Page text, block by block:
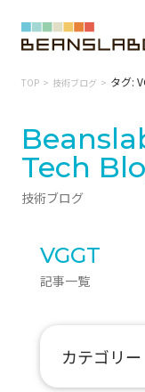
TOP 技術ブログ タグ:
Tech
技術ブログ
VGGT
記事一覧
カテゴリー